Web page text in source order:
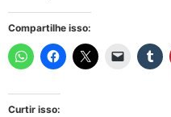
Compartilhe isso:
Curtir isso: